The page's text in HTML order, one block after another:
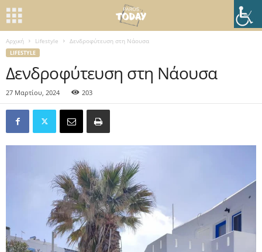
Αρχική Lifestyle Δενδροφύτευση στη Νάουσα
LIFESTYLE
Δενδροφύτευση στη Νάουσα
27 Μαρτίου, 2024 203